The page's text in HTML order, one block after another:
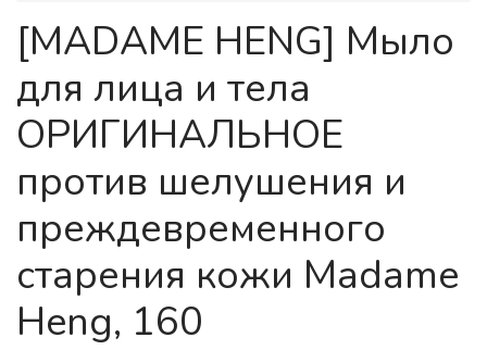
[MADAME HENG] Мыло
для лица и тела
ОРИГИНАЛЬНОЕ
против шелушения и
преждевременного
старения кожи Madame
Heng, 160